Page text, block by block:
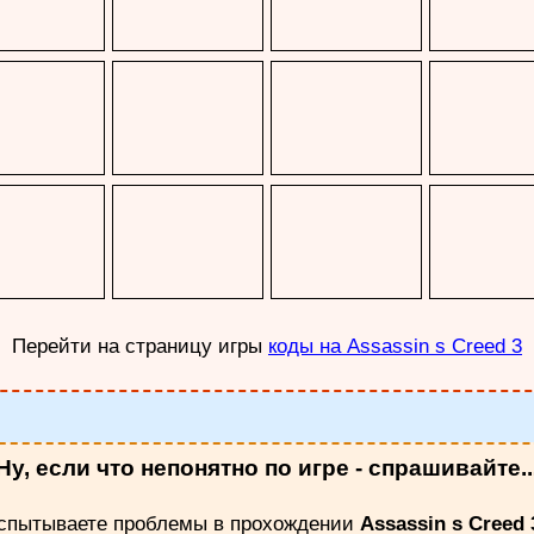
Перейти на страницу игры коды на Assassin s Creed 3
если что непонятно по игре -
проблемы в прохождении Assassin s Creed